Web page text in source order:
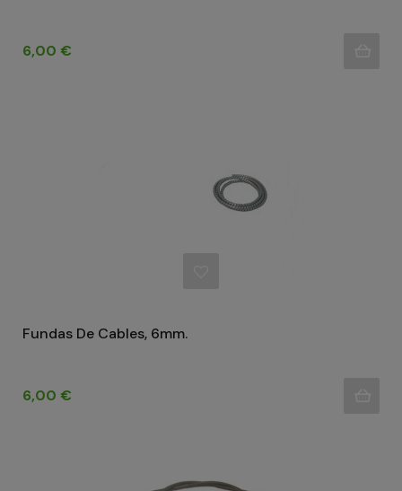
Precio
6,00 €
Fundas De Cables, 6mm.
Precio
6,00 €